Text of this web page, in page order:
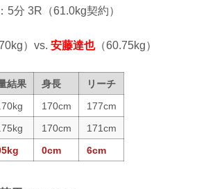
5分 3R（61.0kg契約）
）vs. 安藤達也（60.75kg）
結果 身長
リーチ
170cm
177cm
170cm
171cm
0cm 6cm